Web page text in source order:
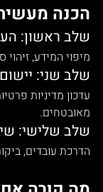
הכנה
שלב ראשון:
מיפוי המידע,
שלב שני:
עדכון מדיניות
מאובטחים.
שלב שלישי:
הדרכת עובדים,